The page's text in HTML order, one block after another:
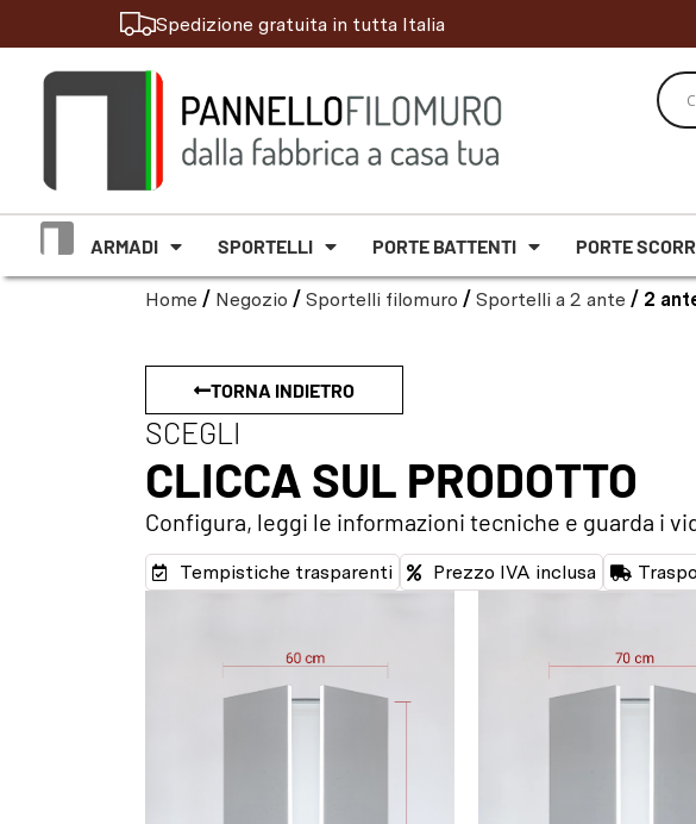
Spedizione gratuita in tutta Italia
ARMADI SPORTELLI PORTE BATTENTI PORTE
Home / Negozio / Sportelli filomuro / Sportelli a 2 ante / 2
TORNA INDIETRO
SCEGLI
CLICCA SUL PRODOTTO
Configura, leggi le informazioni tecniche e guarda i
Tempistiche trasparenti Prezzo IVA inclusa